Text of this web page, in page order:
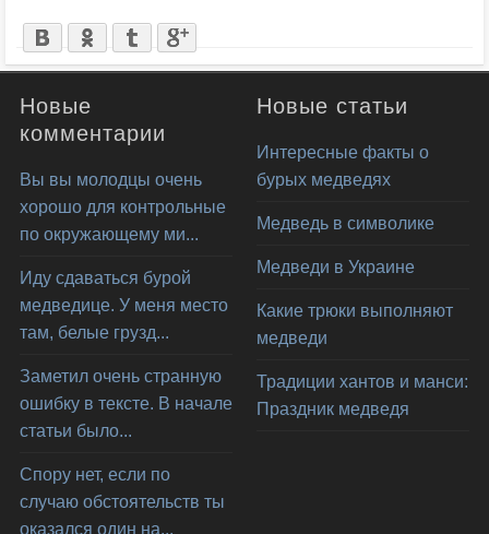
Новые
комментарии
Вы вы молодцы очень
хорошо для контрольные
по окружающему ми...
Иду сдаваться бурой
медведице. У меня место
там, белые грузд...
Заметил очень странную
ошибку в тексте. В начале
статьи было...
Спору нет, если по
случаю обстоятельств ты
оказался один на...
Новые статьи
Интересные факты о
бурых медведях
Медведь в символике
Медведи в Украине
Какие трюки выполняют
медведи
Традиции хантов и манси:
Праздник медведя